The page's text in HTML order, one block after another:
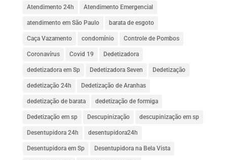
Atendimento 24h Atendimento Emergencial
atendimento em São Paulo barata de esgoto
Caça Vazamento condomínio Controle de Pombos
Coronavírus Covid 19 Dedetizadora
dedetizadora em Sp Dedetizadora Seven Dedetização
dedetização 24h Dedetização de Aranhas
dedetização de barata dedetização de formiga
Dedetização em sp Descupinização descupinização em sp
Desentupidora 24h desentupidora24h
Desentupidora em Sp Desentupidora na Bela Vista